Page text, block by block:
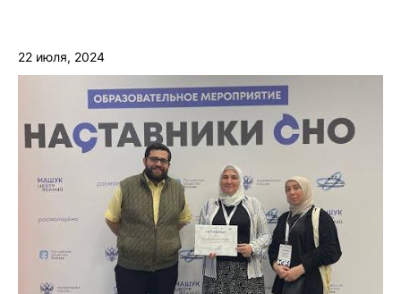
22 июля, 2024